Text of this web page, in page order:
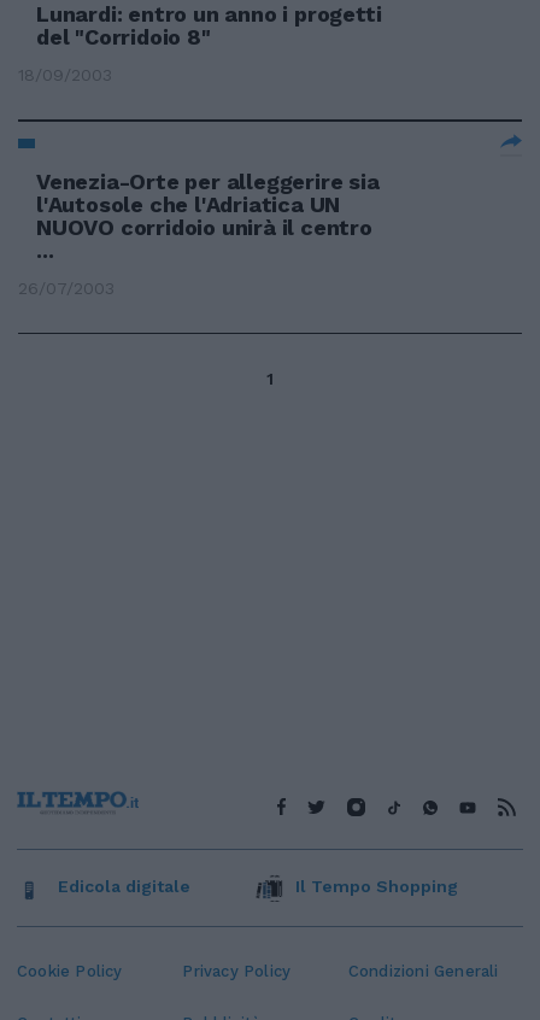
Lunardi: entro un anno i progetti
del "Corridoio 8"
18/09/2003
Venezia-Orte per alleggerire sia
l'Autosole che l'Adriatica UN
NUOVO corridoio unirà il centro
...
26/07/2003
1
Cookie Policy Privacy Policy Condizioni Generali
Edicola digitale Il Tempo Shopping